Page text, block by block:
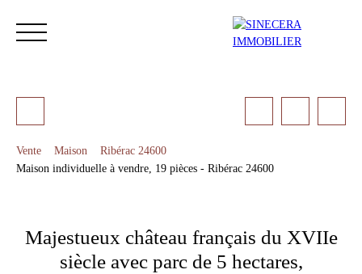
Estimation
Vente Maison
Ribérac 24600
Maison individuelle à vendre, 19 pièces - Ribérac 24600
Majestueux château français du XVIIe
siècle avec parc de 5 hectares,